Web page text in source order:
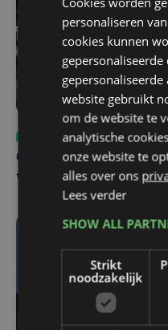
Sport
ma 3
Champions League leeft
voor tickets Union -
personaliseren
cookies kunnen
website gebruikt
om de website te
analytische
onze website te
alles over ons
Lees verder
SHOW ALL
Strikt
noodzakelijk